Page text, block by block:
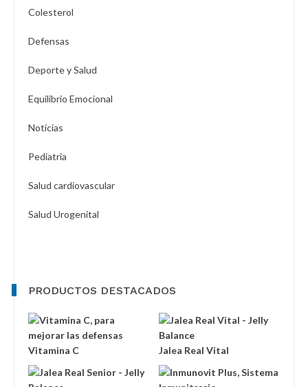
Colesterol
Defensas
Deporte y Salud
Equilibrio Emocional
Noticias
Pediatria
Salud cardiovascular
Salud Urogenital
PRODUCTOS DESTACADOS
Vitamina C Jalea Real Vital